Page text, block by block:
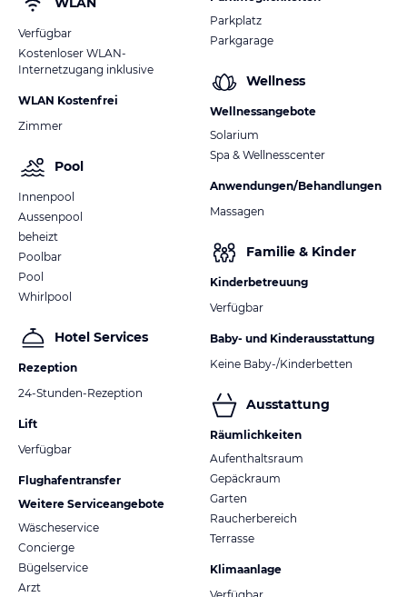
Verfügbar
Kostenloser WLAN-
Internetzugang inklusive
WLAN Kostenfrei
Zimmer
Pool
Innenpool
Aussenpool
beheizt
Poolbar
Pool
Whirlpool
Hotel Services
Rezeption
24-Stunden-Rezeption
Lift
Verfügbar
Flughafentransfer
Weitere Serviceangebote
Wäscheservice
Concierge
Bügelservice
Arzt
Parkplatz
Parkgarage
Wellness
Wellnessangebote
Solarium
Spa & Wellnesscenter
Anwendungen/Behandlungen
Massagen
Familie & Kinder
Kinderbetreuung
Verfügbar
Baby- und Kinderausstattung
Keine Baby-/Kinderbetten
Ausstattung
Räumlichkeiten
Aufenthaltsraum
Gepäckraum
Garten
Raucherbereich
Terrasse
Klimaanlage